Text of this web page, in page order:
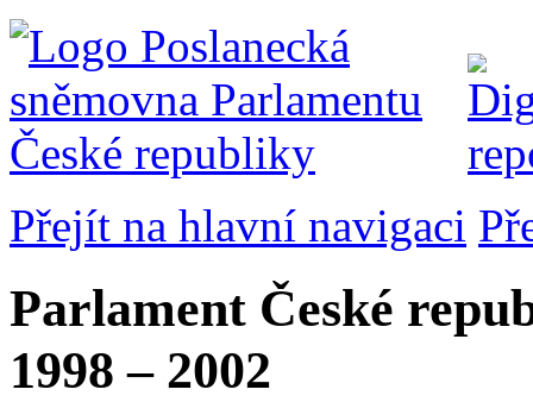
Přejít na hlavní navigaci
Parlament České
1998 – 2002